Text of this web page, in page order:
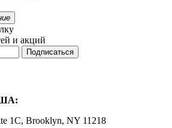
и акций
1C, Brooklyn, NY 11218